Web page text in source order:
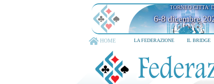
TORNEO CITTA'
6-8 dicembre
HOME LA FEDERAZIONE IL BRIDGE